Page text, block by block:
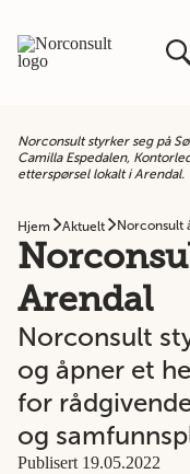
Norconsult styrker seg på
Camilla Espedalen,
etterspørsel lokalt i Arendal.
Hjem Aktuelt Norconsult
Arendal
Norconsult
og åpner et
for
og
Publisert 19.05.2022